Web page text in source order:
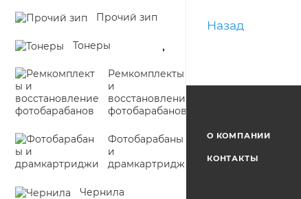
Прочий зип
Тонеры
Ремкомплекты
и
восстановление
фотобарабанов
Фотобарабаны
и
драмкартриджи
Чернила
Назад
О КОМПАНИИ
КОНТАКТЫ